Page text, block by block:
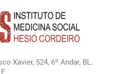
Xavier, 524, 6º Andar, BL.
E